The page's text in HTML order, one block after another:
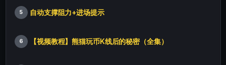
5 自动支撑阻力+进场提示
6 【视频教程】熊猫玩币K线后的秘密（全集）